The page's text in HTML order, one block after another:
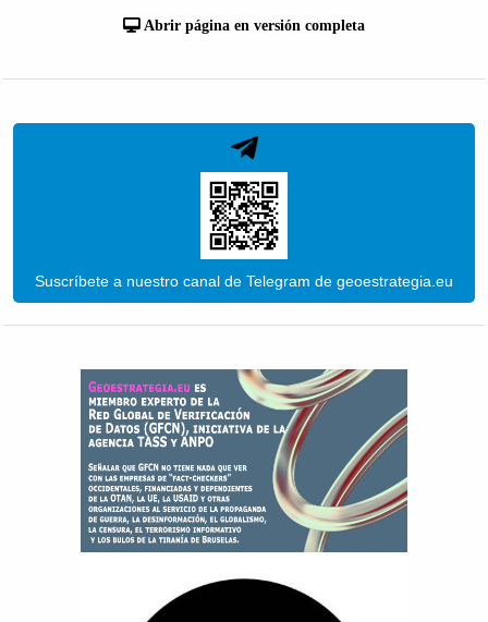
Abrir página en versión completa
Suscríbete a nuestro canal de Telegram de geoestrategia.eu